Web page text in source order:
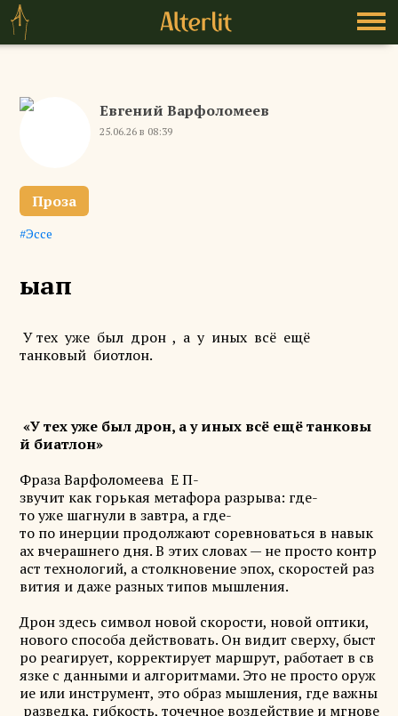
Евгений Варфоломеев
25.06.26 в 08:39
Проза
Эссе
ыап
У тех уже был дрон , а у иных всё ещё
танковый биотлон.
«У тех уже был дрон, а у иных всё ещё танковы
й биатлон»
Фраза Варфоломеева Е П-
звучит как горькая метафора разрыва: где-
то уже шагнули в завтра, а где-
то по инерции продолжают соревноваться в навык
ах вчерашнего дня. В этих словах — не просто контр
аст технологий, а столкновение эпох, скоростей раз
вития и даже разных типов мышления.
Дрон здесь символ новой скорости, новой оптики,
нового способа действовать. Он видит сверху, быст
ро реагирует, корректирует маршрут, работает в св
язке с данными и алгоритмами. Это не просто оруж
ие или инструмент, это образ мышления, где важны
разведка, гибкость, точечное воздействие и мгнове